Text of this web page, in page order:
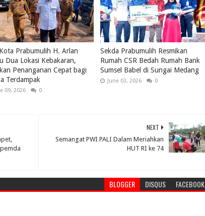
Prabumulih H. Arlan
Dua Lokasi Kebakaran,
Penanganan Cepat bagi
Terdampak
09, 2026 0
Sekda Prabumulih Resmikan
Rumah CSR Bedah Rumah Bank
Sumsel Babel di Sungai Medang
June 03, 2026 0
NEXT
Semangat PWI PALI Dalam Meriahkan
HUT RI ke 74
BLOGGER DISQUS FACEBOOK